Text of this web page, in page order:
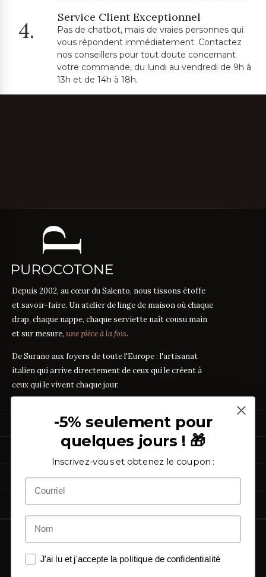
4.
Service Client Exceptionnel
Pas de chatbot, mais de vraies personnes qui
vous répondent immédiatement. Contactez
nos conseillers pour tout doute concernant
votre commande, du lundi au vendredi de 9h à
13h et de 14h à 18h.
Depuis 2002, au cœur du Salento, nous tissons étoffe
et savoir-faire. Un atelier de linge de maison où chaque
drap, chaque nappe, chaque serviette naît cousu main
et sur mesure, une pièce à la fois.
De Surano aux foyers de toute l'Europe : l'artisanat
italien qui arrive directement de ceux qui le créent à
ceux qui le vivent chaque jour.
PRODUITS
Linge de Bain
Vêtements de Maison
Échantillons Gratuits
GUIDES DES TISSUS
Percale ou Satin ?
Que signifie le TC ?
TC300 vs Coton Égyptien GUIDE
Coton vs Synthétique GUIDE
Nos avis
À PROPOS
Qui sommes-nous
Certification OEKO-TEX
Rétractation simplifiée
Blog
Avis Trustpilot
ASSISTANCE
Contactez-nous
Politique de confidentialité
-5% seulement pour
quelques jours ! 🎁
Inscrivez-vous et obtenez le coupon :
J'ai lu et j'accepte la politique de confidentialité